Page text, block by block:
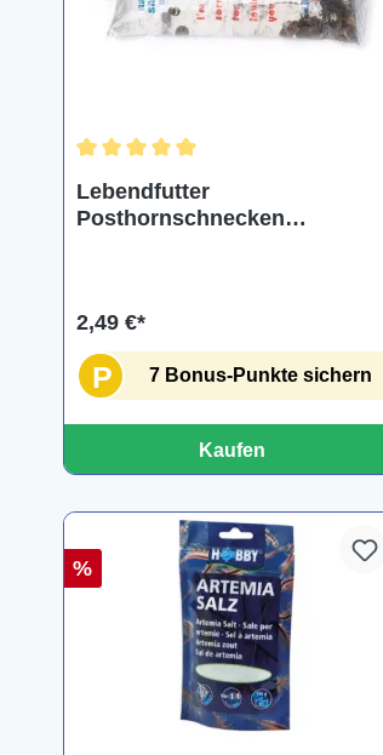
Lebendfutter
Posthornschnecken
2,49 €*
P 7 Bonus-Punkte sichern
Kaufen
%